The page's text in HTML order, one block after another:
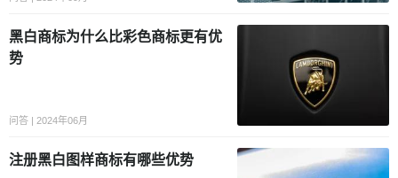
黑白商标为什么比彩色商标更有优
势
问答 | 2024年06月
注册黑白图样商标有哪些优势